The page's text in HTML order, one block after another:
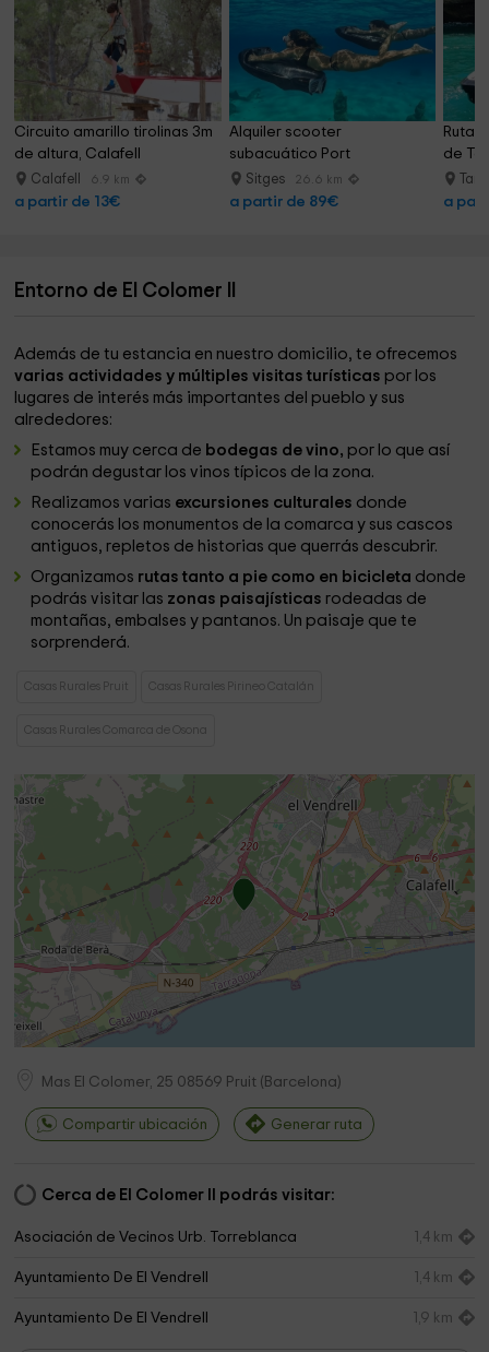
Circuito amarillo tirolinas 3m
de altura, Calafell
Calafell 6.9 km
a partir de 13€
Alquiler scooter
subacuático Port
d'Aiguadolç, 1h
Sitges 26.6 km
a partir de 89€
Ruta
de
a
Entorno de El Colomer II
Además de tu estancia en nuestro domicilio, te ofrecemos
varias actividades y múltiples visitas turísticas por los
lugares de interés más importantes del pueblo y sus
alrededores:
Estamos muy cerca de bodegas de vino, por lo que así
podrán degustar los vinos típicos de la zona.
Realizamos varias excursiones culturales donde
conocerás los monumentos de la comarca y sus cascos
antiguos, repletos de historias que querrás descubrir.
Organizamos rutas tanto a pie como en bicicleta donde
podrás visitar las zonas paisajísticas rodeadas de
montañas, embalses y pantanos. Un paisaje que te
sorprenderá.
Casas Rurales Pruit Casas Rurales Pirineo Catalán
Casas Rurales Comarca de Osona
Mas El Colomer, 25 08569 Pruit ( Barcelona)
Compartir ubicación Generar ruta
Cerca de El Colomer II podrás visitar:
Asociación de Vecinos Urb. Torreblanca 1,4 km
Ayuntamiento De El Vendrell 1,4 km
Ayuntamiento De El Vendrell 1,9 km